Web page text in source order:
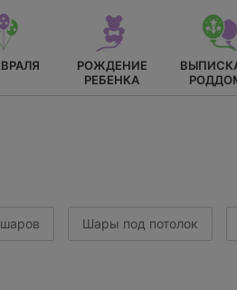
РОЖДЕНИЕ
РЕБЕНКА
Шары под потолок